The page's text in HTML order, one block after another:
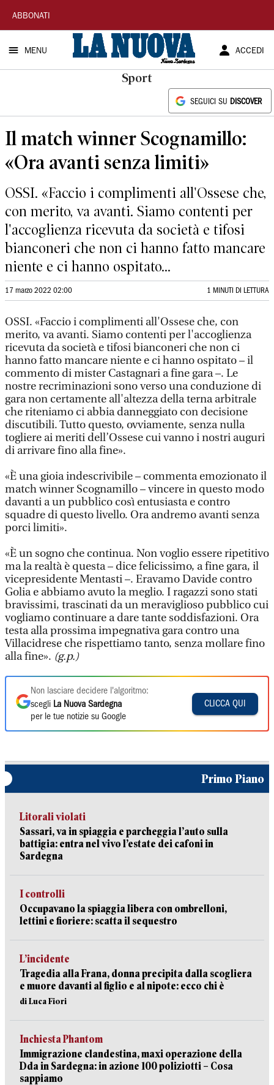
La
Nuova
Sardegna
ABBONATI
MENU ACCEDI
Sport
SEGUICI SU DISCOVER
Il match winner Scognamillo:
«Ora avanti senza limiti»
OSSI. «Faccio i complimenti all'Ossese che,
con merito, va avanti. Siamo contenti per
l'accoglienza ricevuta da società e tifosi
bianconeri che non ci hanno fatto mancare
niente e ci hanno ospitato...
17 marzo 2022 02:00 1 MINUTI DI LETTURA
OSSI. «Faccio i complimenti all'Ossese che, con
merito, va avanti. Siamo contenti per l'accoglienza
ricevuta da società e tifosi bianconeri che non ci
hanno fatto mancare niente e ci hanno ospitato – il
commento di mister Castagnari a fine gara –. Le
nostre recriminazioni sono verso una conduzione di
gara non certamente all'altezza della terna arbitrale
che riteniamo ci abbia danneggiato con decisione
discutibili. Tutto questo, ovviamente, senza nulla
togliere ai meriti dell’Ossese cui vanno i nostri auguri
di arrivare fino alla fine».
«È una gioia indescrivibile – commenta emozionato il
match winner Scognamillo – vincere in questo modo
davanti a un pubblico così entusiasta e contro
squadre di questo livello. Ora andremo avanti senza
porci limiti».
«È un sogno che continua. Non voglio essere ripetitivo
ma la realtà è questa – dice felicissimo, a fine gara, il
vicepresidente Mentasti –. Eravamo Davide contro
Golia e abbiamo avuto la meglio. I ragazzi sono stati
bravissimi, trascinati da un meraviglioso pubblico cui
vogliamo continuare a dare tante soddisfazioni. Ora
testa alla prossima impegnativa gara contro una
Villacidrese che rispettiamo tanto, senza mollare fino
alla fine». (g.p.)
Non lasciare decidere l'algoritmo:
scegli La Nuova Sardegna
per le tue notizie su Google
CLICCA QUI
Primo Piano
Litorali violati
Sassari, va in spiaggia e parcheggia l’auto sulla
battigia: entra nel vivo l’estate dei cafoni in
Sardegna
I controlli
Occupavano la spiaggia libera con ombrelloni,
lettini e fioriere: scatta il sequestro
L’incidente
Tragedia alla Frana, donna precipita dalla scogliera
e muore davanti al figlio e al nipote: ecco chi è
di Luca Fiori
Inchiesta Phantom
Immigrazione clandestina, maxi operazione della
Dda in Sardegna: in azione 100 poliziotti – Cosa
sappiamo